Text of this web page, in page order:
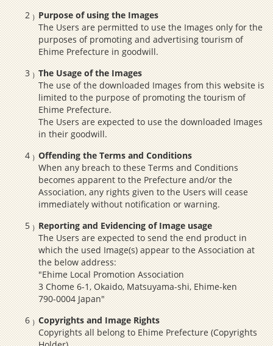
Purpose of using the Images
The Users are permitted to use the Images only for the
purposes of promoting and advertising tourism of
Ehime Prefecture in goodwill.
The Usage of the Images
The use of the downloaded Images from this website is
limited to the purpose of promoting the tourism of
Ehime Prefecture.
The Users are expected to use the downloaded Images
in their goodwill.
Offending the Terms and Conditions
When any breach to these Terms and Conditions
becomes apparent to the Prefecture and/or the
Association, any rights given to the Users will cease
immediately without notification or warning.
Reporting and Evidencing of Image usage
The Users are expected to send the end product in
which the used Image(s) appear to the Association at
the below address:
"Ehime Local Promotion Association
3 Chome 6-1, Okaido, Matsuyama-shi, Ehime-ken
790-0004 Japan"
Copyrights and Image Rights
Copyrights all belong to Ehime Prefecture (Copyrights